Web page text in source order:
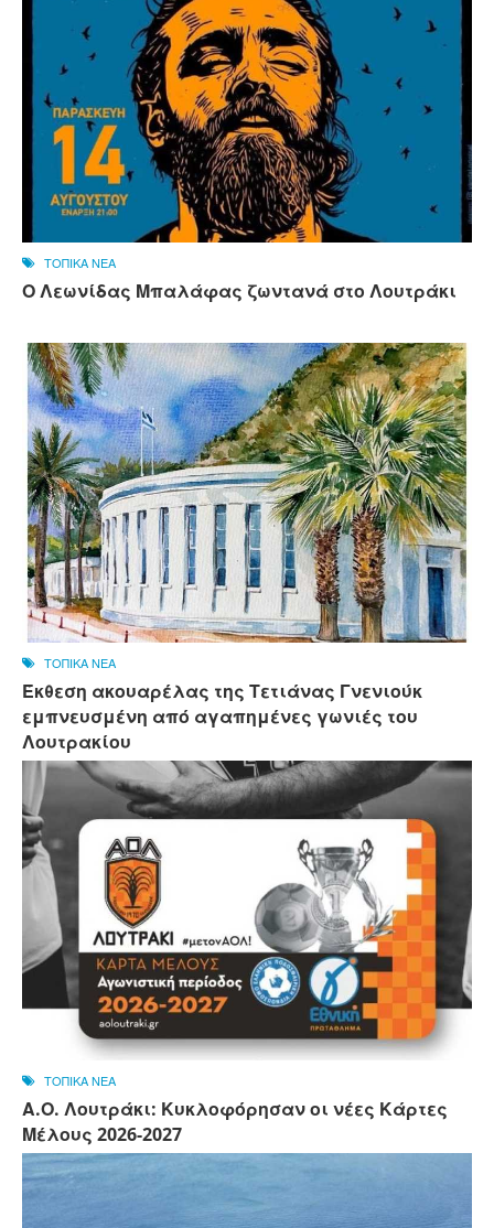
ΤΟΠΙΚΑ ΝΕΑ
Ο Λεωνίδας Μπαλάφας ζωντανά στο Λουτράκι
ΤΟΠΙΚΑ ΝΕΑ
Έκθεση ακουαρέλας της Τετιάνας Γνενιούκ
εμπνευσμένη από αγαπημένες γωνιές του
Λουτρακίου
ΤΟΠΙΚΑ ΝΕΑ
Α.Ο. Λουτράκι: Κυκλοφόρησαν οι νέες Κάρτες
Μέλους 2026-2027